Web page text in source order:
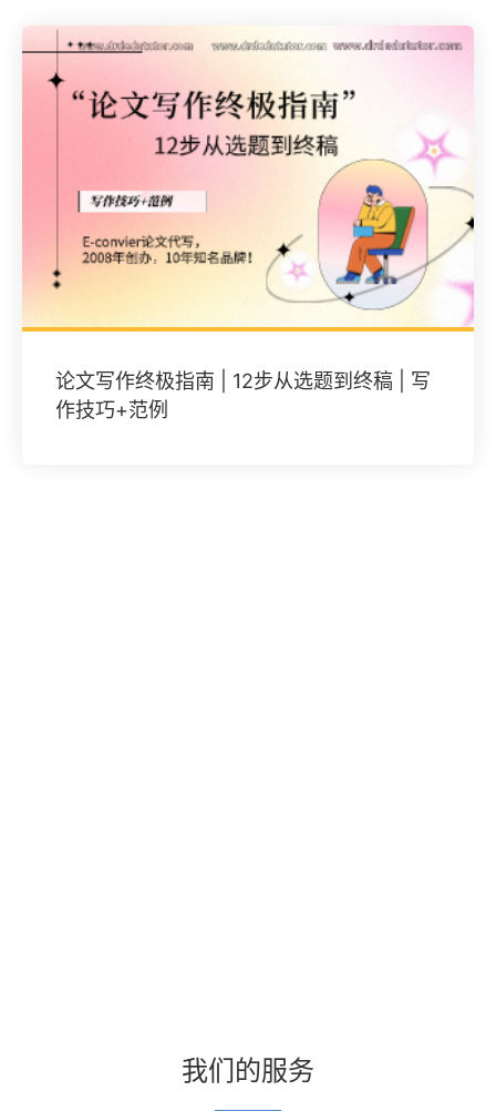
论文写作终极指南 | 12步从选题到终稿 | 写
作技巧+范例
我们的服务